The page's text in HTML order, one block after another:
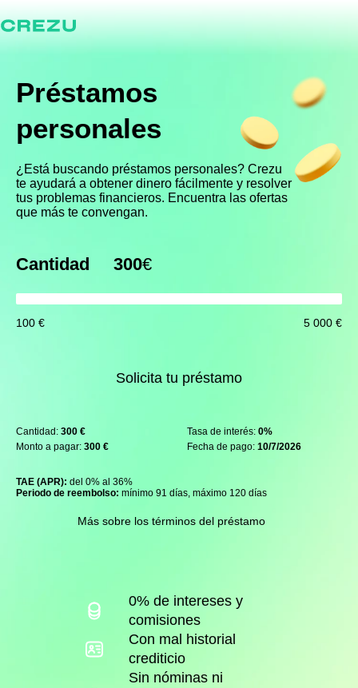
Préstamos
personales
¿Está buscando préstamos personales? Crezu
te ayudará a obtener dinero fácilmente y resolver
tus problemas financieros. Encuentra las ofertas
que más te convengan.
Cantidad 300€
100 € 5 000 €
Solicita tu préstamo
Cantidad: 300 € Tasa de interés: 0%
Monto a pagar: 300 € Fecha de pago: 10/7/2026
TAE (APR): del 0% al 36%
Periodo de reembolso: mínimo 91 días, máximo 120 días
Más sobre los términos del préstamo
0% de intereses y
comisiones
Con mal historial
crediticio
Sin nóminas ni